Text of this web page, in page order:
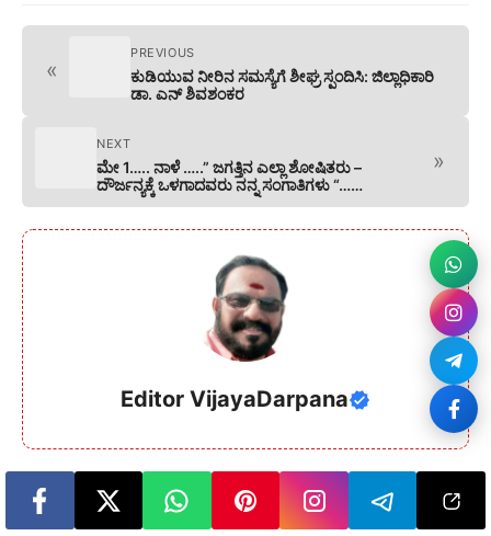
«
PREVIOUS
ಕುಡಿಯುವ ನೀರಿನ ಸಮಸ್ಯೆಗೆ ಶೀಘ್ರ ಸ್ಪಂದಿಸಿ: ಜಿಲ್ಲಾಧಿಕಾರಿ
ಡಾ. ಎನ್ ಶಿವಶಂಕರ
NEXT
ಮೇ 1….. ನಾಳೆ …..” ಜಗತ್ತಿನ ಎಲ್ಲಾ ಶೋಷಿತರು –
ದೌರ್ಜನ್ಯಕ್ಕೆ ಒಳಗಾದವರು ನನ್ನ ಸಂಗಾತಿಗಳು “……
»
Editor VijayaDarpana